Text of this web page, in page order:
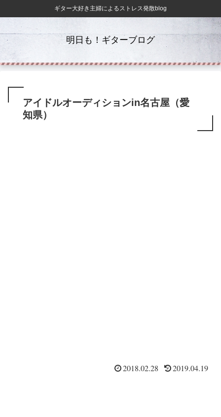
ギター大好き主婦によるストレス発散blog
明日も！ギターブログ
アイドルオーディションin名古屋（愛
知県）
2018.02.28 2019.04.19